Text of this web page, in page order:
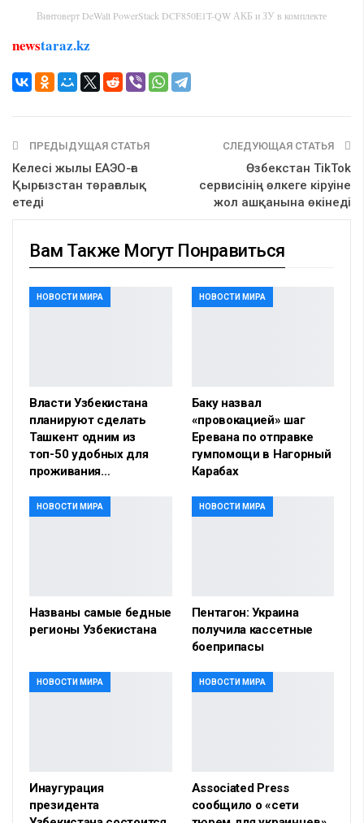
Винтоверт DeWalt PowerStack DCF850E1T-QW АКБ и ЗУ в комплекте
newstaraz.kz
ПРЕДЫДУЩАЯ СТАТЬЯ
Келесі жылы ЕАЭО-ға
Қырғызстан төрағалық
етеді
СЛЕДУЮЩАЯ СТАТЬЯ
Өзбекстан TikTok
сервисінің өлкеге кіруіне
жол ашқанына өкінеді
Вам Также Могут Понравиться
НОВОСТИ МИРА
Власти Узбекистана
планируют сделать
Ташкент одним из
топ-50 удобных для
проживания…
НОВОСТИ МИРА
Баку назвал
«провокацией» шаг
Еревана по отправке
гумпомощи в Нагорный
Карабах
НОВОСТИ МИРА
Названы самые бедные
регионы Узбекистана
НОВОСТИ МИРА
Пентагон: Украина
получила кассетные
боеприпасы
НОВОСТИ МИРА
Инаугурация
президента
НОВОСТИ МИРА
Associated Press
сообщило о «сети